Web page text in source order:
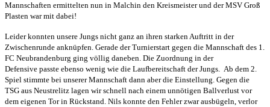
Mannschaften ermittelten nun in Malchin den Kreismeister und der MSV Groß
Plasten war mit dabei!
Leider konnten unsere Jungs nicht ganz an ihren starken Auftritt in der
Zwischenrunde anknüpfen. Gerade der Turnierstart gegen die Mannschaft des 1.
FC Neubrandenburg ging völlig daneben. Die Zuordnung in der
Defensive passte ebenso wenig wie die Laufbereitschaft der Jungs. Ab dem 2.
Spiel stimmte bei unserer Mannschaft dann aber die Einstellung. Gegen die
TSG aus Neustrelitz lagen wir schnell nach einem unnötigen Ballverlust vor
dem eigenen Tor in Rückstand. Nils konnte den Fehler zwar ausbügeln, verlor